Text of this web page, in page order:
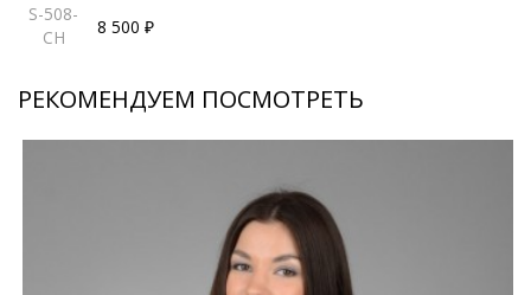
S-508-
CH
8 500 ₽
РЕКОМЕНДУЕМ ПОСМОТРЕТЬ